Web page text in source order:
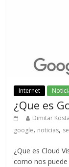
Internet
¿Que es
Dimitar
google, noticias,
¿Que es Cloud
como nos puede